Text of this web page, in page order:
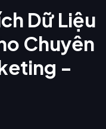
Dữ Liệu
Chuyên
-